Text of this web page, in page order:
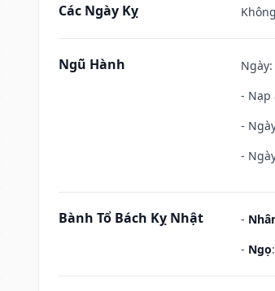
Các Ngày Kỵ
Ngũ Hành Ngày:
- Nạp
-
-
Bành Tổ Bách Kỵ Nhật -
- Ngọ